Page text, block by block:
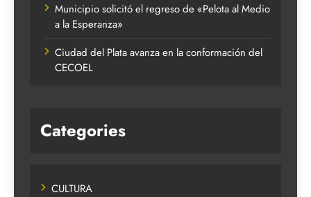
Municipio solicitó el regreso de «Pelota al Medio
a la Esperanza»
Ciudad del Plata avanza en la conformación del
CECOEL
Categories
CULTURA